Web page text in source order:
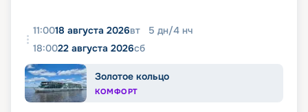
11:0018 августа 2026вт 5 дн/4 нч
18:0022 августа 2026сб
Золотое кольцо
КОМФОРТ